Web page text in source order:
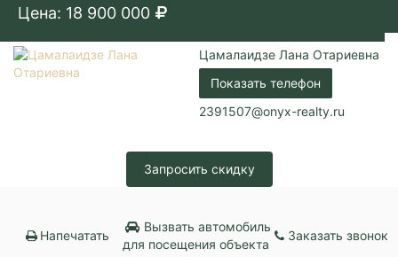
Цена: 18 900 000
Цамалаидзе Лана Отариевна
Показать телефон
2391507@onyx-realty.ru
Запросить скидку
Напечатать
Вызвать автомобиль
для посещения объекта
Заказать звонок